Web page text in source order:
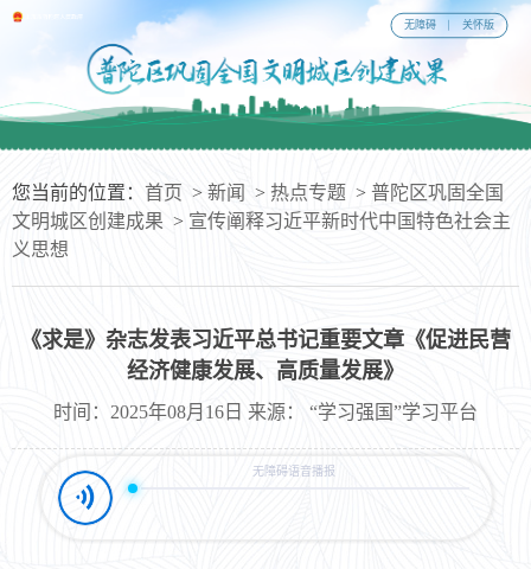
无障碍 关怀版
您当前的位置： 首页 > 新闻 > 热点专题 > 普陀区巩固全国
文明城区创建成果 > 宣传阐释习近平新时代中国特色社会主
义思想
《求是》杂志发表习近平总书记重要文章《促进民营
经济健康发展、高质量发展》
时间：2025年08月16日 来源： “学习强国”学习平台